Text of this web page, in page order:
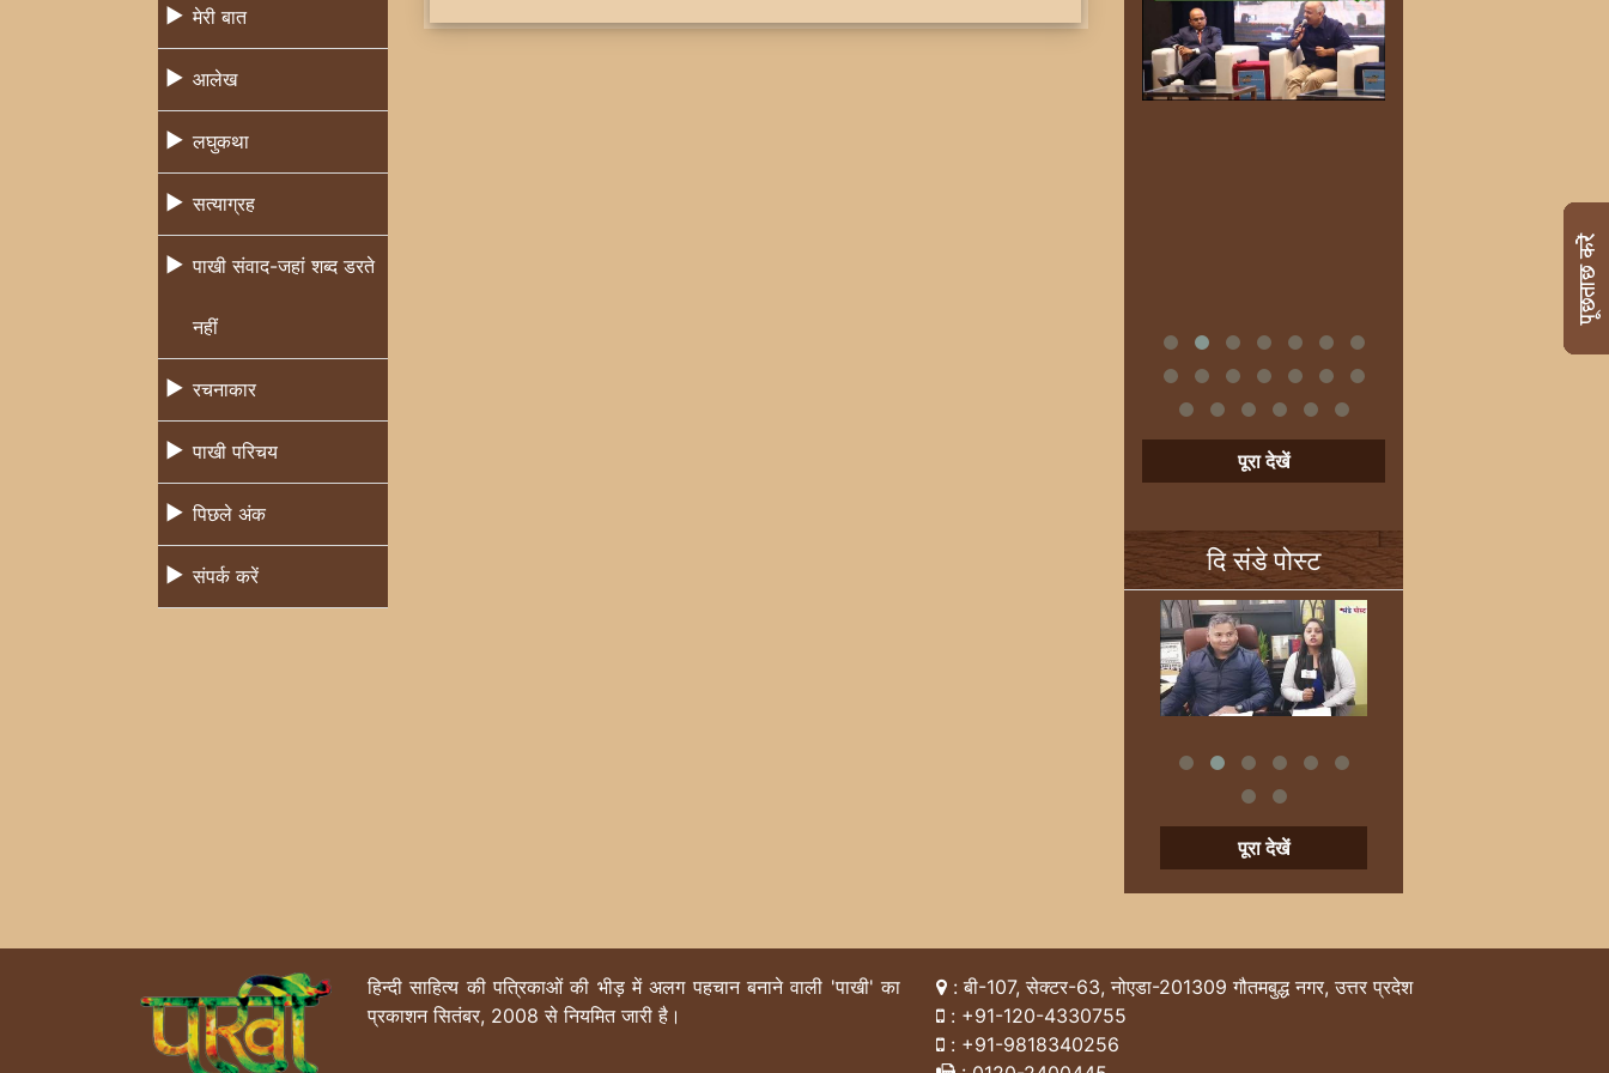
मेरी बात
आलेख
लघुकथा
सत्याग्रह
पाखी संवाद-जहां शब्द डरते
नहीं
रचनाकार
पाखी परिचय
पिछले अंक
संपर्क करें
पूरा देखें
दि संडे पोस्ट
पूरा देखें
हिन्दी साहित्य की पत्रिकाओं की भीड़ में अलग पहचान बनाने वाली 'पाखी' का
प्रकाशन सितंबर, 2008 से नियमित जारी है।
: बी-107, सेक्टर-63, नोएडा-201309 गौतमबुद्ध नगर, उत्तर प्रदेश
: +91-120-4330755
: +91-9818340256